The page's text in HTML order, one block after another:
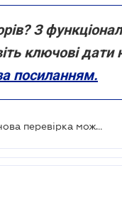
З
ключові дати
посиланням.
ДПС відповіла, коли документальна позапланова перевірка може бути продовжена на три дні